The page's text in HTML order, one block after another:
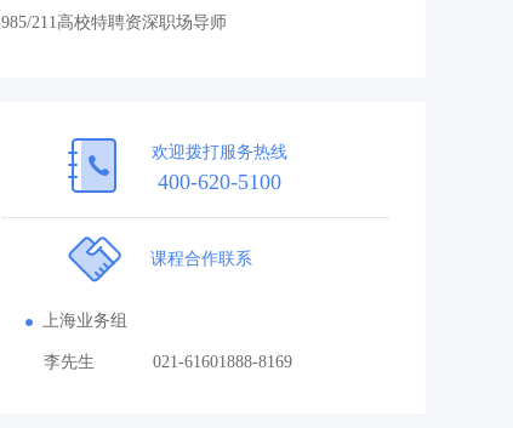
985/211高校特聘资深职场导师
欢迎拨打服务热线
400-620-5100
课程合作联系
上海业务组
李先生 021-61601888-8169